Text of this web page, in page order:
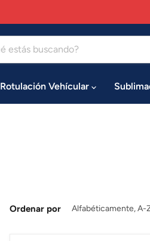
Rotulación Vehícular
Ordenar por